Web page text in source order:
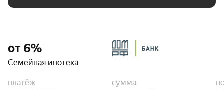
от 6%
Семейная ипотека
платёж
сумма